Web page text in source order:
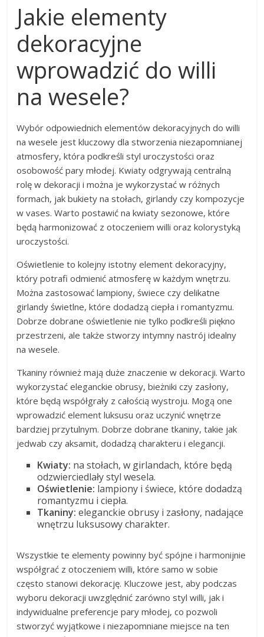
Jakie elementy
dekoracyjne
wprowadzić do willi
na wesele?
Wybór odpowiednich elementów dekoracyjnych do willi
na wesele jest kluczowy dla stworzenia niezapomnianej
atmosfery, która podkreśli styl uroczystości oraz
osobowość pary młodej. Kwiaty odgrywają centralną
rolę w dekoracji i można je wykorzystać w różnych
formach, jak bukiety na stołach, girlandy czy kompozycje
w vases. Warto postawić na kwiaty sezonowe, które
będą harmonizować z otoczeniem willi oraz kolorystyką
uroczystości.
Oświetlenie to kolejny istotny element dekoracyjny,
który potrafi odmienić atmosferę w każdym wnętrzu.
Można zastosować lampiony, świece czy delikatne
girlandy świetlne, które dodadzą ciepła i romantyzmu.
Dobrze dobrane oświetlenie nie tylko podkreśli piękno
przestrzeni, ale także stworzy intymny nastrój idealny
na wesele.
Tkaniny również mają duże znaczenie w dekoracji. Warto
wykorzystać eleganckie obrusy, bieżniki czy zasłony,
które będą współgrały z całością wystroju. Mogą one
wprowadzić element luksusu oraz uczynić wnętrze
bardziej przytulnym. Dobrze dobrane tkaniny, takie jak
jedwab czy aksamit, dodadzą charakteru i elegancji.
Kwiaty: na stołach, w girlandach, które będą
odzwierciedlały styl wesela.
Oświetlenie: lampiony i świece, które dodadzą
romantyzmu i ciepła.
Tkaniny: eleganckie obrusy i zasłony, nadające
wnętrzu luksusowy charakter.
Wszystkie te elementy powinny być spójne i harmonijnie
współgrać z otoczeniem willi, które samo w sobie
często stanowi dekorację. Kluczowe jest, aby podczas
wyboru dekoracji uwzględnić zarówno styl willi, jak i
indywidualne preferencje pary młodej, co pozwoli
stworzyć wyjątkowe i niezapomniane miejsce na ten